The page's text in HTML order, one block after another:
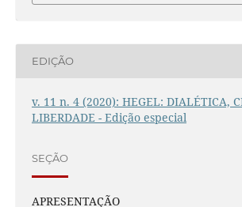
EDIÇÃO
v. 11 n. 4 (2020): HEGEL: DIALÉTICA,
LIBERDADE - Edição especial
SEÇÃO
APRESENTAÇÃO